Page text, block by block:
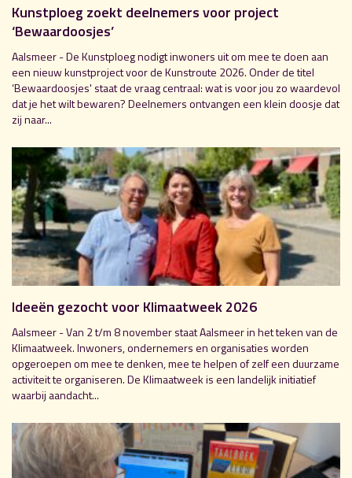
Kunstploeg zoekt deelnemers voor project
‘Bewaardoosjes’
Aalsmeer - De Kunstploeg nodigt inwoners uit om mee te doen aan
een nieuw kunstproject voor de Kunstroute 2026. Onder de titel
‘Bewaardoosjes' staat de vraag centraal: wat is voor jou zo waardevol
dat je het wilt bewaren? Deelnemers ontvangen een klein doosje dat
zij naar...
Ideeën gezocht voor Klimaatweek 2026
Aalsmeer - Van 2 t/m 8 november staat Aalsmeer in het teken van de
Klimaatweek. Inwoners, ondernemers en organisaties worden
opgeroepen om mee te denken, mee te helpen of zelf een duurzame
activiteit te organiseren. De Klimaatweek is een landelijk initiatief
waarbij aandacht...